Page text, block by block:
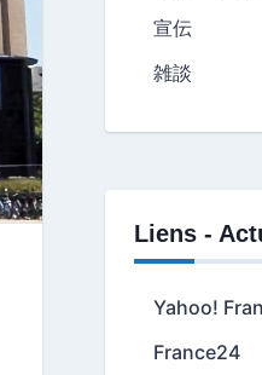
宣伝
雑談
Liens -
Yahoo!
France24